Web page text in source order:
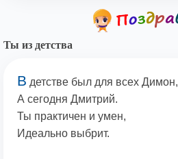
Ты из детства
В детстве был для всех Димон,
А сегодня Дмитрий.
Ты практичен и умен,
Идеально выбрит.